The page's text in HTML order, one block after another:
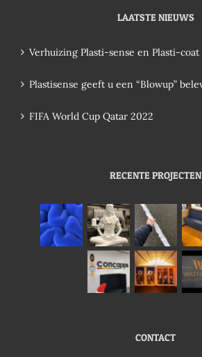
LAATSTE NIEUWS
Verhuizing Plasti-sense en Plasti-coat
Plastisense geeft u een “Blowup”
FIFA World Cup Qatar 2022
RECENTE PROJECTEN
CONTACT